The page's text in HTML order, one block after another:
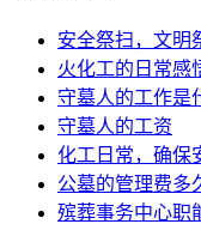
安全祭扫，文明
火化工的日常感
守墓人的工作是
守墓人的工资
化工日常，确保
公墓的管理费多
殡葬事务中心职